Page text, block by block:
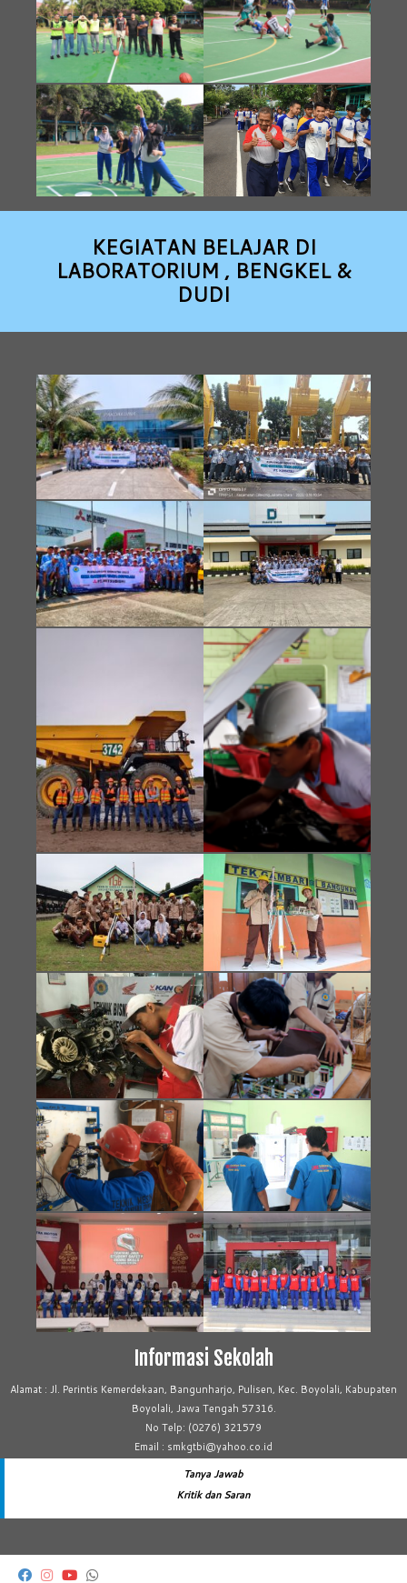
KEGIATAN BELAJAR DI
LABORATORIUM , BENGKEL &
DUDI
Informasi Sekolah
Alamat : Jl. Perintis Kemerdekaan, Bangunharjo, Pulisen, Kec. Boyolali, Kabupaten
Boyolali, Jawa Tengah 57316.
No Telp: (0276) 321579
Email : smkgtbi@yahoo.co.id
Tanya Jawab
Kritik dan Saran